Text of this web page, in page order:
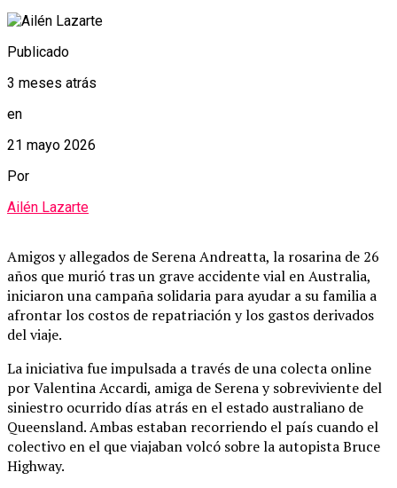
Publicado
3 meses atrás
en
21 mayo 2026
Por
Ailén Lazarte
Amigos y allegados de Serena Andreatta, la rosarina de 26
años que murió tras un grave accidente vial en Australia,
iniciaron una campaña solidaria para ayudar a su familia a
afrontar los costos de repatriación y los gastos derivados
del viaje.
La iniciativa fue impulsada a través de una colecta online
por Valentina Accardi, amiga de Serena y sobreviviente del
siniestro ocurrido días atrás en el estado australiano de
Queensland. Ambas estaban recorriendo el país cuando el
colectivo en el que viajaban volcó sobre la autopista Bruce
Highway.